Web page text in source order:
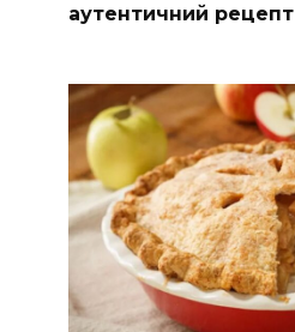
аутентичний рецепт